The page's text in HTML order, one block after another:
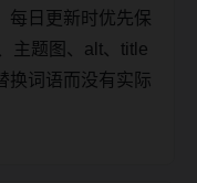
每日更新时优先保
主题图、alt、title
换词语而没有实际